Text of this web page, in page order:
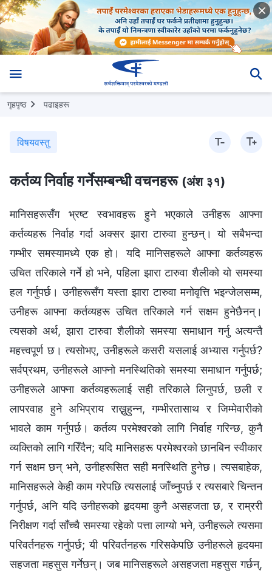
गृहपृष्ठ पढाइहरू
विषयवस्तु
कर्तव्य निर्वाह गर्नेसम्बन्धी वचनहरू (अंश ३१)
मानिसहरूसँग भ्रष्ट स्वभावहरू हुने भएकाले उनीहरू आफ्ना
कर्तव्यहरू निर्वाह गर्दा अक्सर झारा टारुवा हुन्छन्। यो सबैभन्दा
गम्भीर समस्यामध्ये एक हो। यदि मानिसहरूले आफ्ना कर्तव्यहरू
उचित तरिकाले गर्ने हो भने, पहिला झारा टारुवा शैलीको यो समस्या
हल गर्नुपर्छ। उनीहरूसँग यस्ता झारा टारुवा मनोवृत्ति भइन्जेलसम्म,
उनीहरू आफ्ना कर्तव्यहरू उचित तरिकाले गर्न सक्षम हुनेछैनन्।
त्यसको अर्थ, झारा टारुवा शैलीको समस्या समाधान गर्नु अत्यन्तै
महत्त्वपूर्ण छ। त्यसोभए, उनीहरूले कसरी यसलाई अभ्यास गर्नुपर्छ?
सर्वप्रथम, उनीहरूले आफ्नो मनस्थितिको समस्या समाधान गर्नुपर्छ;
उनीहरूले आफ्ना कर्तव्यहरूलाई सही तरिकाले लिनुपर्छ, छली र
लापरवाह हुने अभिप्राय राख्नुहुन्न, गम्भीरतासाथ र जिम्मेवारीको
भावले काम गर्नुपर्छ। कर्तव्य परमेश्‍वरको लागि निर्वाह गरिन्छ, कुनै
व्यक्तिको लागि गरिँदैन; यदि मानिसहरू परमेश्‍वरको छानबिन स्वीकार
गर्न सक्षम छन् भने, उनीहरूसित सही मनस्थिति हुनेछ। त्यसबाहेक,
मानिसहरूले केही काम गरेपछि त्यसलाई जाँच्नुपर्छ र त्यसबारे चिन्तन
गर्नुपर्छ, अनि यदि उनीहरूको हृदयमा कुनै असहजता छ, र राम्ररी
निरीक्षण गर्दा साँच्‍चै समस्या रहेको पत्ता लाग्यो भने, उनीहरूले त्यसमा
परिवर्तनहरू गर्नुपर्छ; यी परिवर्तनहरू गरिसकेपछि उनीहरूले हृदयमा
सहजता महसुस गर्नेछन्। जब मानिसहरूले असहजता महसुस गर्छन्,